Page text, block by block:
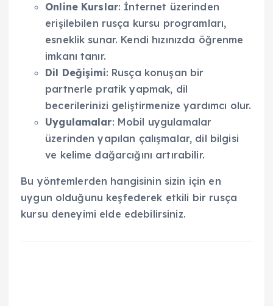
Online Kurslar: İnternet üzerinden
erişilebilen rusça kursu programları,
esneklik sunar. Kendi hızınızda öğrenme
imkanı tanır.
Dil Değişimi: Rusça konuşan bir
partnerle pratik yapmak, dil
becerilerinizi geliştirmenize yardımcı olur.
Uygulamalar: Mobil uygulamalar
üzerinden yapılan çalışmalar, dil bilgisi
ve kelime dağarcığını artırabilir.
Bu yöntemlerden hangisinin sizin için en
uygun olduğunu keşfederek etkili bir rusça
kursu deneyimi elde edebilirsiniz.